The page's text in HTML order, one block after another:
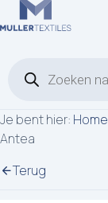
Ga naar de inhoud
Je bent hier: Home
Antea
Terug